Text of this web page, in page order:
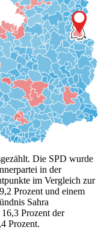
Die SPD wurde
in der
im Vergleich zur
Prozent und einem
Sahra
Prozent der
Prozent.